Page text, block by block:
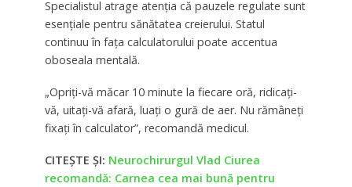
Specialistul atrage atenția că pauzele regulate sunt
esențiale pentru sănătatea creierului. Statul
continuu în fața calculatorului poate accentua
oboseala mentală.
„Opriți-vă măcar 10 minute la fiecare oră, ridicați-
vă, uitați-vă afară, luați o gură de aer. Nu rămâneți
fixați în calculator”, recomandă medicul.
CITEȘTE ȘI: Neurochirurgul Vlad Ciurea
recomandă: Carnea cea mai bună pentru